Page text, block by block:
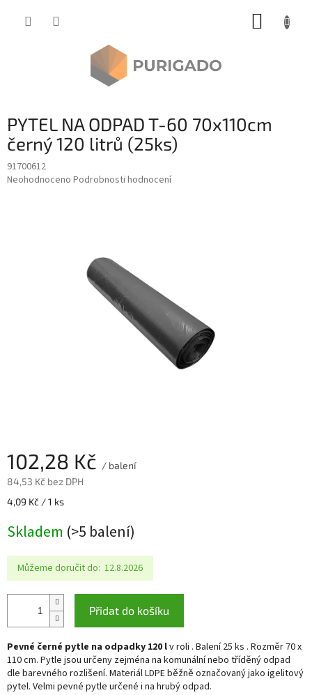
PYTEL NA ODPAD T-60 70x110cm
černý 120 litrů (25ks)
91700612
Průměrné
Neohodnoceno Podrobnosti hodnocení
102,28 Kč / balení
84,53 Kč bez DPH
Měrná
4,09 Kč / 1 ks
Skladem (>5 balení)
Můžeme doručit do: 12.8.2026
Přidat do košíku
Pevné černé pytle na odpadky 120 lv roli . Balení 25 ks . Rozměr 70 x
110 cm. Pytle jsou určeny zejména na komunální nebo tříděný odpad
dle barevného rozlišení. Materiál LDPE běžně označovaný jako igelitový
pytel. Velmi pevné pytle určené i na hrubý odpad.